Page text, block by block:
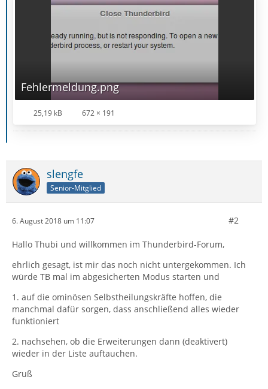
Fehlermeldung.png
25,19 kB 672 × 191
slengfe
Senior-Mitglied
6. August 2018 um 11:07 #2
Hallo Thubi und willkommen im Thunderbird-Forum,
ehrlich gesagt, ist mir das noch nicht untergekommen. Ich
würde TB mal im abgesicherten Modus starten und
1. auf die ominösen Selbstheilungskräfte hoffen, die
manchmal dafür sorgen, dass anschließend alles wieder
funktioniert
2. nachsehen, ob die Erweiterungen dann (deaktivert)
wieder in der Liste auftauchen.
Gruß